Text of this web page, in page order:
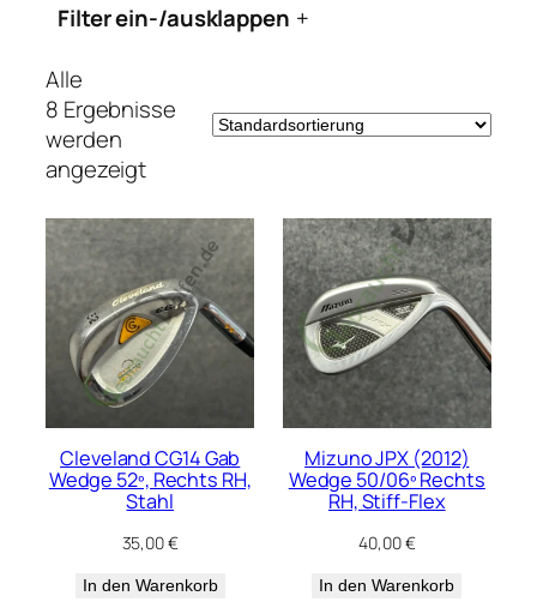
Filter ein-/ausklappen +
Alle
8 Ergebnisse
werden
angezeigt
Cleveland CG14 Gab
Wedge 52º, Rechts RH,
Stahl
35,00€
In den Warenkorb
Mizuno JPX (2012)
Wedge 50/06º Rechts
RH, Stiff-Flex
40,00€
In den Warenkorb